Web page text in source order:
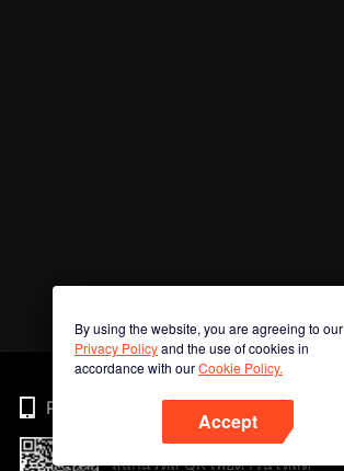
By using the website, you are agreeing to our
Privacy Policyand the use of cookies in
accordance with ourCookie Policy.
Accept
Phone
สแกนรหัส QR เพื่อดาวน์โหลด